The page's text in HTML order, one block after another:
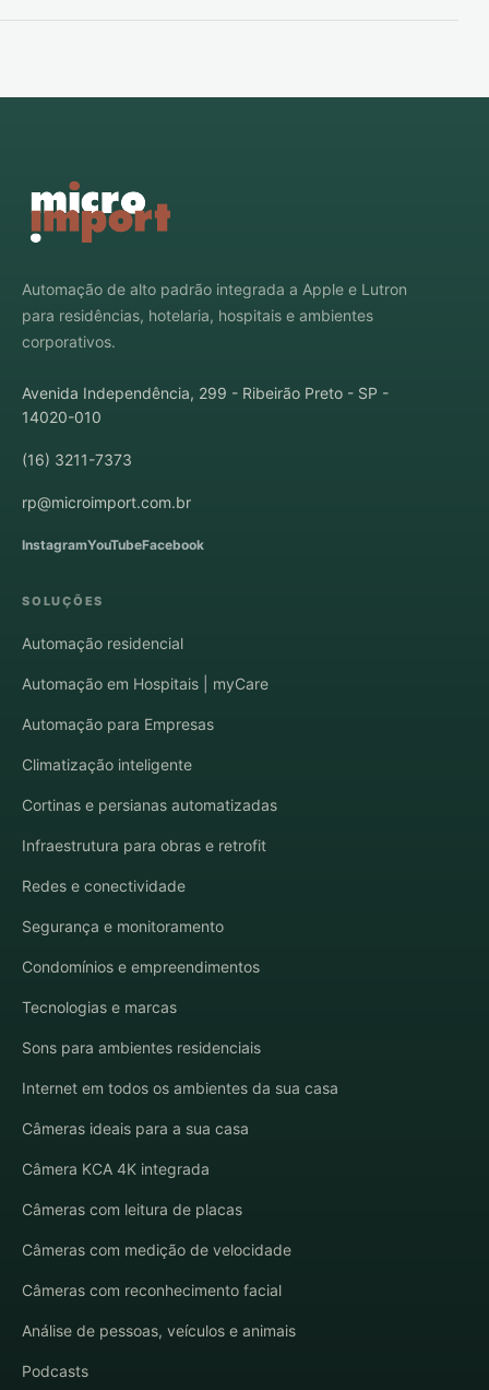
Automação de alto padrão integrada a Apple e Lutron
para residências, hotelaria, hospitais e ambientes
corporativos.
Avenida Independência, 299 - Ribeirão Preto - SP -
14020-010
(16) 3211-7373
rp@microimport.com.br
InstagramYouTubeFacebook
SOLUÇÕES
Automação residencial
Automação em Hospitais | myCare
Automação para Empresas
Climatização inteligente
Cortinas e persianas automatizadas
Infraestrutura para obras e retrofit
Redes e conectividade
Segurança e monitoramento
Condomínios e empreendimentos
Tecnologias e marcas
Sons para ambientes residenciais
Internet em todos os ambientes da sua casa
Câmeras ideais para a sua casa
Câmera KCA 4K integrada
Câmeras com leitura de placas
Câmeras com medição de velocidade
Câmeras com reconhecimento facial
Análise de pessoas, veículos e animais
Podcasts